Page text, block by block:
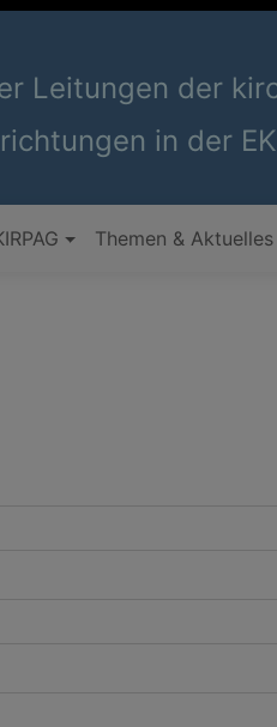
Leitungen der
in der
Themen & Aktuelles